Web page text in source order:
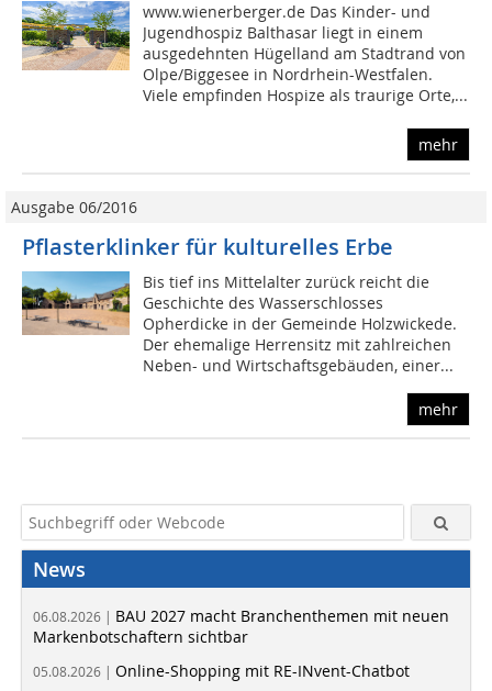
www.wienerberger.de Das Kinder- und
Jugendhospiz Balthasar liegt in einem
ausgedehnten Hügelland am Stadtrand von
Olpe/Biggesee in Nordrhein-Westfalen.
Viele empfinden Hospize als traurige Orte,...
mehr
Ausgabe 06/2016
Pflasterklinker für kulturelles Erbe
Bis tief ins Mittelalter zurück reicht die
Geschichte des Wasserschlosses
Opherdicke in der Gemeinde Holzwickede.
Der ehemalige Herrensitz mit zahlreichen
Neben- und Wirtschaftsgebäuden, einer...
mehr
News
06.08.2026 | BAU 2027 macht Branchenthemen mit neuen
Markenbotschaftern sichtbar
05.08.2026 | Online-Shopping mit RE-INvent-Chatbot